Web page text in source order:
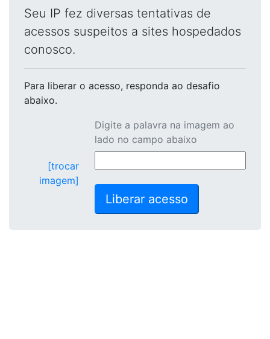
Seu IP fez diversas tentativas de
acessos suspeitos a sites hospedados
conosco.
Para liberar o acesso, responda ao desafio
abaixo.
[trocar
imagem]
Digite a palavra na imagem ao
lado no campo abaixo